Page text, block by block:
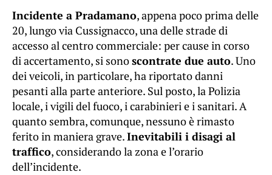
Incidente a Pradamano, appena poco prima delle
20, lungo via Cussignacco, una delle strade di
accesso al centro commerciale: per cause in corso
di accertamento, si sonoscontrate due auto. Uno
dei veicoli, in particolare, ha riportato danni
pesanti alla parte anteriore. Sul posto, la Polizia
locale, i vigili del fuoco, i carabinieri e i sanitari. A
quanto sembra, comunque, nessuno è rimasto
ferito in maniera grave.Inevitabili i disagi al
traffico, considerando la zona e l’orario
dell’incidente.